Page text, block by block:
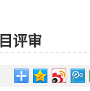
评审